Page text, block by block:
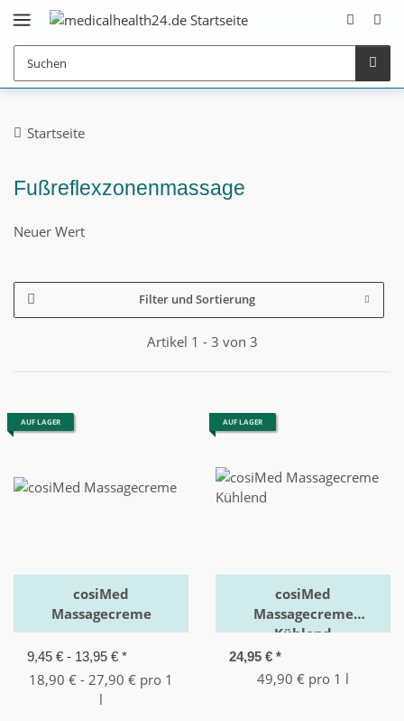
Startseite
Fußreflexzonenmassage
Neuer Wert
Filter und Sortierung
Artikel 1 - 3 von 3
AUF LAGER
cosiMed
Massagecreme
9,45 € - 13,95 € *
18,90 € - 27,90 € pro 1
l
AUF LAGER
cosiMed
Massagecreme
Kühlend
24,95 € *
49,90 € pro 1 l